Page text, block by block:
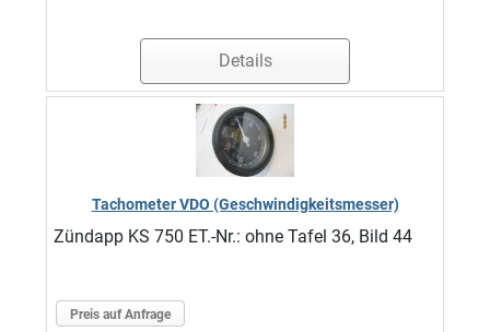
Details
Tachometer VDO (Geschwindigkeitsmesser)
Zündapp KS 750 ET.-Nr.: ohne Tafel 36, Bild 44
Preis auf Anfrage